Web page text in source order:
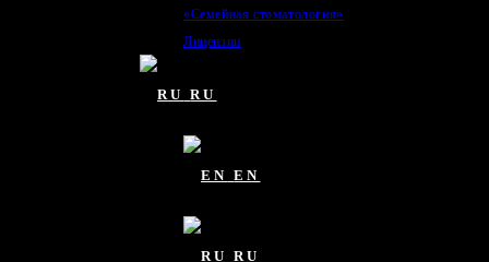
«Семейная стоматология»
Лицензии
RU
EN
RU